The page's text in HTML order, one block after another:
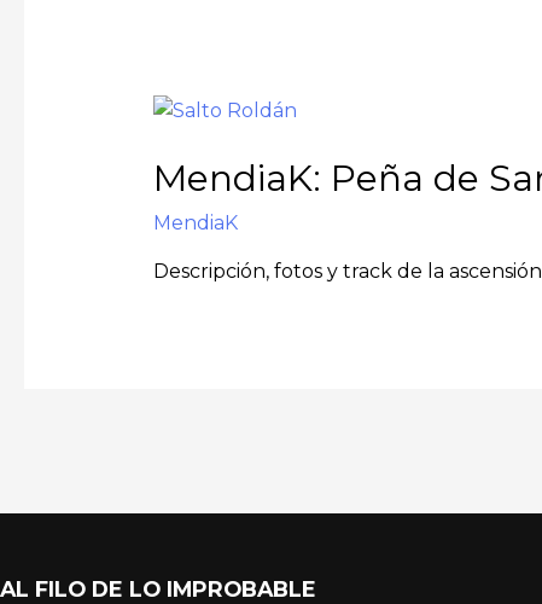
MendiaK: Peña de
MendiaK
Descripción, fotos y track de la
AL FILO DE LO IMPROBABLE